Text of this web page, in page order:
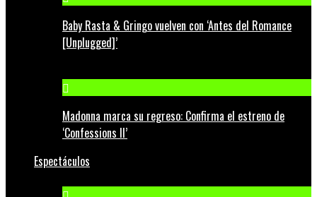
Baby Rasta & Gringo vuelven con ‘Antes del Romance
[Unplugged]’
Madonna marca su regreso: Confirma el estreno de
‘Confessions II’
Espectáculos